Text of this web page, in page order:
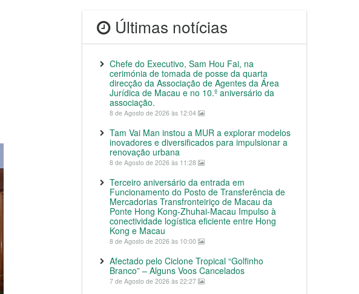
Últimas notícias
Chefe do Executivo, Sam Hou Fai, na
cerimónia de tomada de posse da quarta
direcção da Associação de Agentes da Área
Jurídica de Macau e no 10.º aniversário da
associação.
8 de Agosto de 2026 às 12:04
Tam Vai Man instou a MUR a explorar modelos
inovadores e diversificados para impulsionar a
renovação urbana
8 de Agosto de 2026 às 11:28
Terceiro aniversário da entrada em
Funcionamento do Posto de Transferência de
Mercadorias Transfronteiriço de Macau da
Ponte Hong Kong-Zhuhai-Macau Impulso à
conectividade logística eficiente entre Hong
Kong e Macau
8 de Agosto de 2026 às 10:00
Afectado pelo Ciclone Tropical “Golfinho
Branco” – Alguns Voos Cancelados
7 de Agosto de 2026 às 22:27